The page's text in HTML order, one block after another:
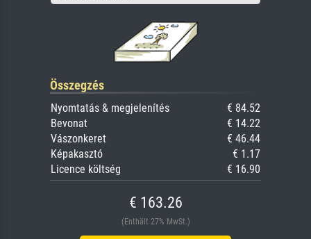
Összegzés
Nyomtatás & megjelenítés
€ 84.52
Bevonat
€ 14.22
Vászonkeret
€ 46.44
Képakasztó
€ 1.17
Licence költség
€ 16.90
€ 163.26
(Enthält 27% MwSt.)